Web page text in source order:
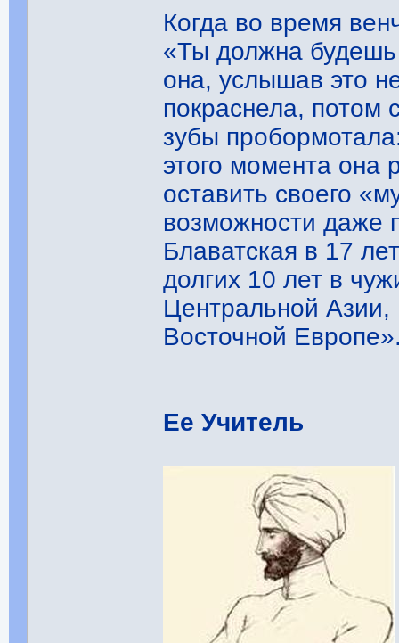
Когда во время
«Ты должна будешь
она, услышав это
покраснела, потом
зубы
этого момента она
оставить своего
возможности даже
Блаватская в 17
долгих 10 лет в
Центральной
Восточной
Ее Учитель